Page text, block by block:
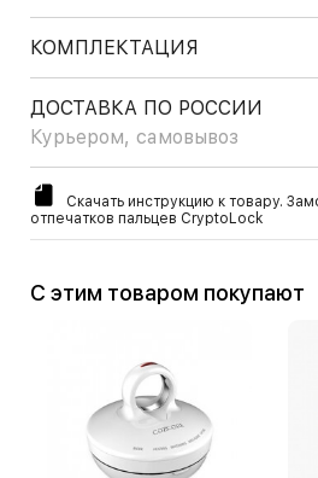
КОМПЛЕКТАЦИЯ
ДОСТАВКА ПО РОССИИ
Курьером, самовывоз
Скачать инструкцию к товару.
отпечатков пальцев CryptoLock
С этим товаром покупают